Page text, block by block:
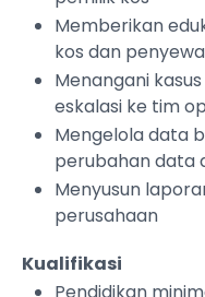
Memberikan
kos dan penyewa
Menangani
eskalasi ke tim
Mengelola data
perubahan data
Menyusun
perusahaan
Kualifikasi